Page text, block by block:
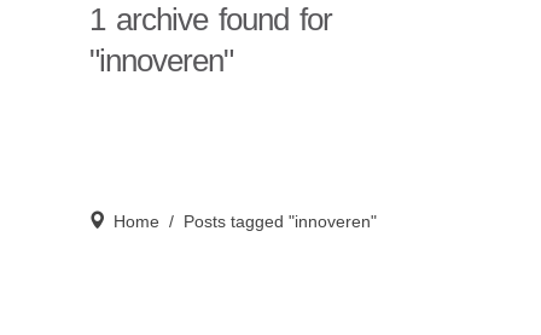
1 archive found for
"innoveren"
Home / Posts tagged "innoveren"